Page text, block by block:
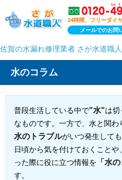
24時間、フリーダイ
メールでのお問
佐賀の水漏れ修理業者 さが水道職人
水のコラム
普段生活している中で"水"は切
なものです。一方で、水と関わ
水のトラブルがいつ発生して
日頃から気を付けておくことや
った際に役に立つ情報を 「水
す。